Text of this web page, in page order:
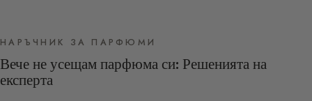
НАРЪЧНИК ЗА ПАРФЮМИ
Вече не усещам парфюма си: Решенията на
експерта